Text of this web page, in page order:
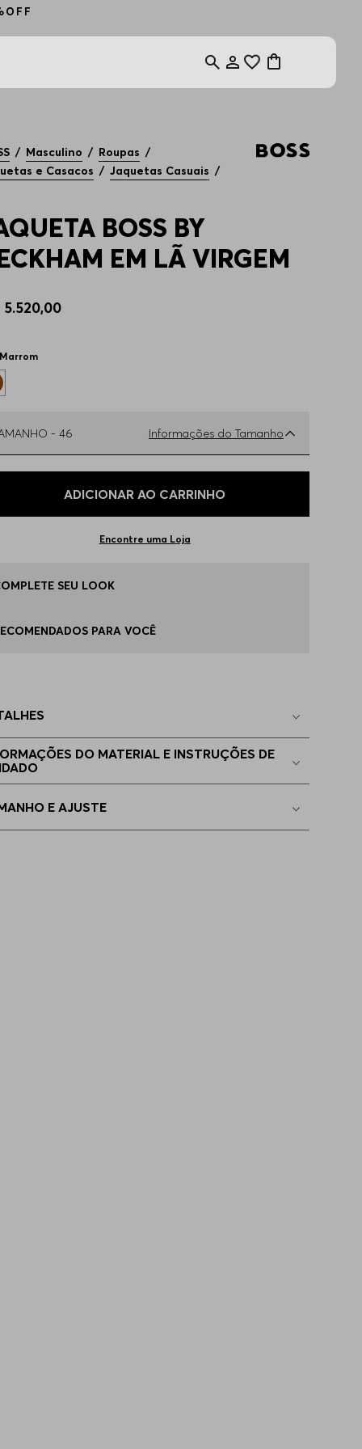
Masculino
Roupas
e Casacos
Jaquetas Casuais
BOSS BY
EM LÃ VIRGEM
5.520,00
Marrom
-46 Informações do Tamanho
ADICIONAR AO CARRINHO
Encontre uma Loja
SEU LOOK
PARA VOCÊ
DO MATERIAL E INSTRUÇÕES DE
E AJUSTE